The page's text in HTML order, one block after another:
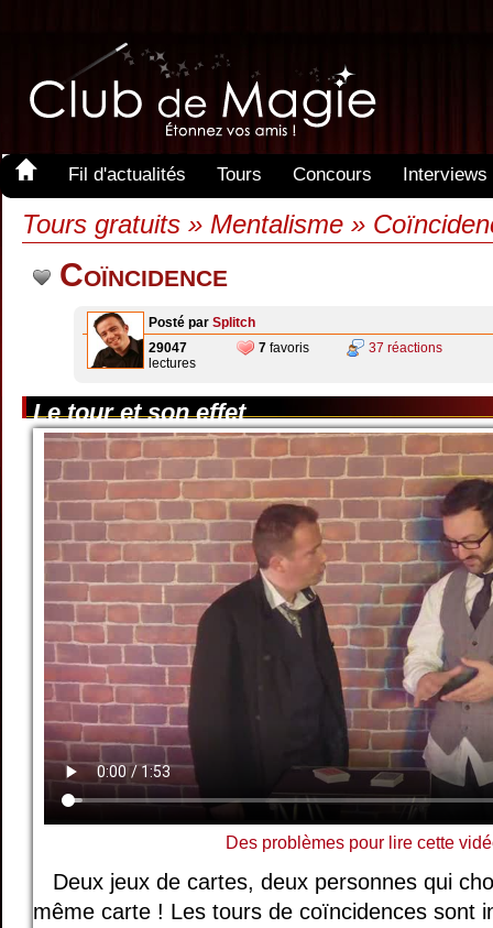
Fil d'actualités Tours Concours Interviews
Tours gratuits » Mentalisme »
Coïncidence
Posté par Splitch
29047
lectures
7 favoris 37 réactions
Le tour et son effet
Des problèmes pour lire cette
Deux jeux de cartes, deux personnes qui
même carte ! Les tours de coïncidences sont